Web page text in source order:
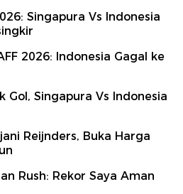
Singapura Vs Indonesia
2026: Indonesia Gagal ke
Gol, Singapura Vs Indonesia
Reijnders, Buka Harga
Rush: Rekor Saya Aman